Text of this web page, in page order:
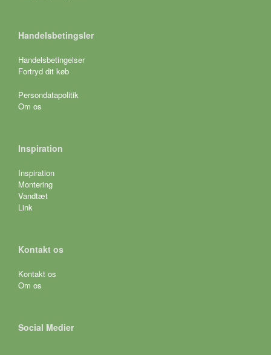
Handelsbetingsler
Handelsbetingelser
Fortryd dit køb
Persondatapolitik
Om os
Inspiration
Inspiration
Montering
Vandtæt
Link
Kontakt os
Kontakt os
Om os
Social Medier